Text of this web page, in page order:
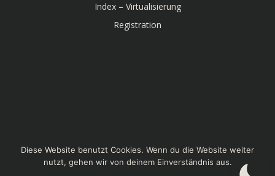
Index – Virtualisierung
Registration
© 2026 Linux-Bibel. Created for free using WordPress
andColibri
Diese Website benutzt Cookies. Wenn du die Website weiter
nutzt, gehen wir von deinem Einverständnis aus.